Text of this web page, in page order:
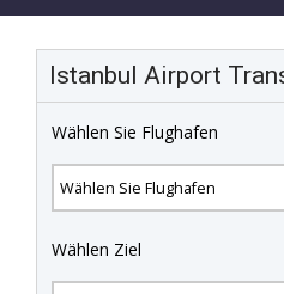
Istanbul Airport
Wählen Sie Flughafen
Wählen Ziel